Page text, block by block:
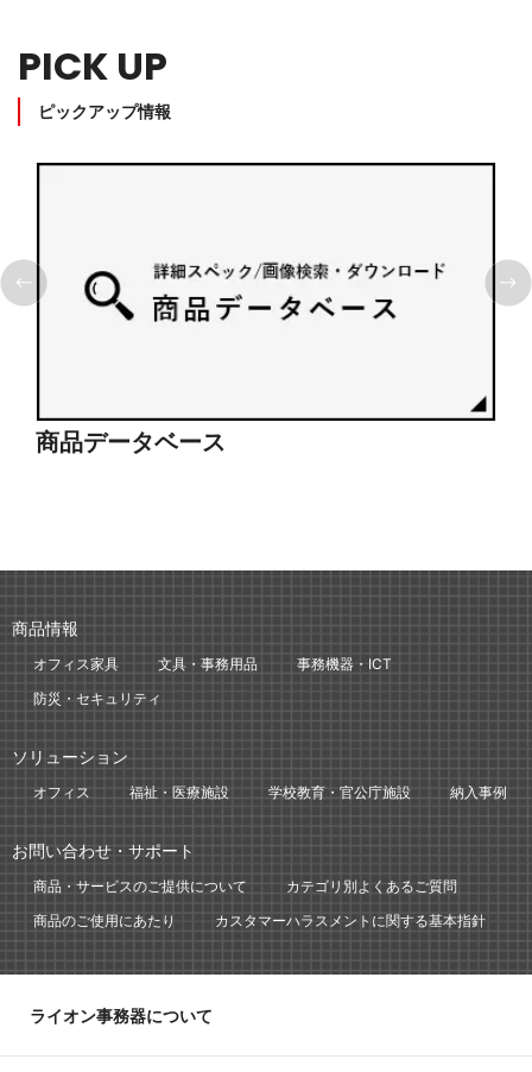
PICK UP
ピックアップ情報
商品データベース
商品情報
オフィス家具 文具・事務用品
事務機器・ICT
防災・セキュリティ
ソリューション
オフィス 福祉・医療施設 学校教育・官公庁施設 納入事例
お問い合わせ・サポート
商品・サービスのご提供について
カテゴリ別よくあるご質問
商品のご使用にあたり
カスタマーハラスメントに関する基本指針
ライオン事務器について